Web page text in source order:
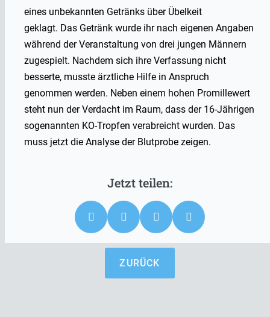
eines unbekannten Getränks über Übelkeit
geklagt. Das Getränk wurde ihr nach eigenen Angaben
während der Veranstaltung von drei jungen Männern
zugespielt. Nachdem sich ihre Verfassung nicht
besserte, musste ärztliche Hilfe in Anspruch
genommen werden. Neben einem hohen Promillewert
steht nun der Verdacht im Raum, dass der 16-Jährigen
sogenannten KO-Tropfen verabreicht wurden. Das
muss jetzt die Analyse der Blutprobe zeigen.
ZURÜCK